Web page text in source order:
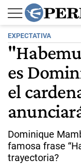
EXPECTATIVA
es
el
Dominique
famosa frase
trayectoria?